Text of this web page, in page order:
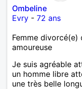
Ombeline
Evry - 72 ans
Femme divorcé(e)
amoureuse
Je suis agréable
un homme libre
une très belle